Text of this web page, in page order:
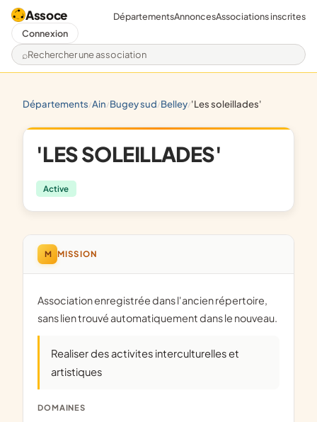
Assoce
Rechercher une association
DépartementsAnnoncesAssociations inscrites
Connexion
départements/ ain/ bugey sud/ belley/ 'les soleillades'
'LES SOLEILLADES'
Active
M MISSION
Association enregistrée dans l'ancien répertoire,
sans lien trouvé automatiquement dans le nouveau.
Realiser des activites interculturelles et
artistiques
DOMAINES